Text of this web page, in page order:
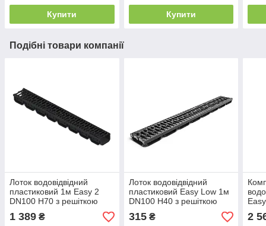
Купити Купити
Подібні товари компанії
Лоток водовідвідний
пластиковий 1м Easy 2
DN100 H70 з решіткою
чавунною щілинною А15
1 389 ₴
Лоток водовідвідний
пластиковий Easy Low 1м
DN100 H40 з решіткою
пластиковою А15
315₴ 2